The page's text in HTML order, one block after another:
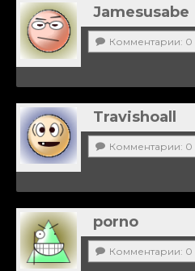
Jamesusabe
Комментарии: 0
Travishoall
Комментарии: 0
porno
Комментарии: 0